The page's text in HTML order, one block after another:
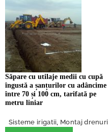
Săpare cu utilaje medii cu cupă
îngustă a șanțurilor cu adâncime
între 70 și 100 cm, tarifată pe
metru liniar
Sisteme irigatii, Montaj drenuri